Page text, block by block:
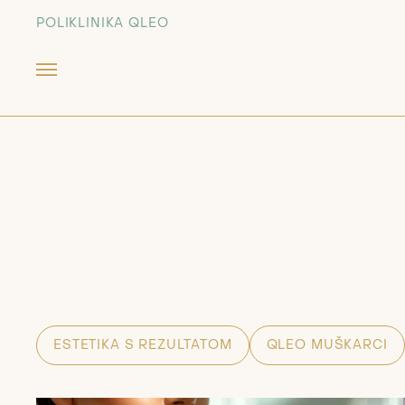
POLIKLINIKA QLEO
ESTETIKA S REZULTATOM QLEO MUŠKARCI